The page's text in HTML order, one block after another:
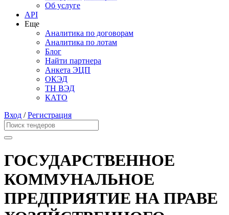
Об услуге
API
Еще
Аналитика по договорам
Аналитика по лотам
Блог
Найти партнера
Анкета ЭЦП
ОКЭД
ТН ВЭД
КАТО
Вход /Регистрация
ГОСУДАРСТВЕННОЕ
КОММУНАЛЬНОЕ
ПРЕДПРИЯТИЕ НА ПРАВЕ